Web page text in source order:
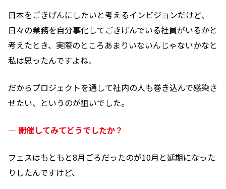
日本をごきげんにしたいと考えるインビジョンだけど、
日々の業務を自分事化してごきげんでいる社員がいるかと
考えたとき、実際のところあまりいないんじゃないかなと
私は思ったんですよね。
だからプロジェクトを通して社内の人も巻き込んで感染さ
せたい、というのが狙いでした。
― 開催してみてどうでしたか？
フェスはもともと8月ごろだったのが10月と延期になった
りしたんですけど、